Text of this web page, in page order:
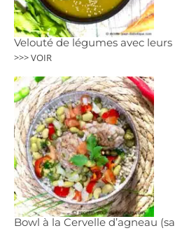
Velouté de légumes avec
>>> VOIR
Bowl à la Cervelle d’agneau